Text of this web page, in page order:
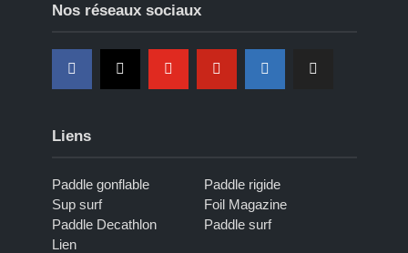
Nos réseaux sociaux
Liens
Paddle gonflable
Paddle rigide
Sup surf
Foil Magazine
Paddle Decathlon
Paddle surf
Lien